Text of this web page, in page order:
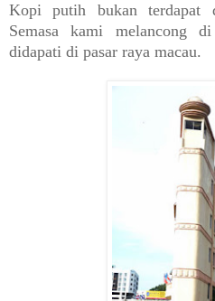
Kopi putih bukan terdapat
Semasa kami melancong
didapati di pasar raya macau.